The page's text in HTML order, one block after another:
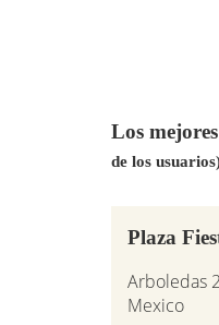
Los
de los
Plaza
Arboledas
Mexico